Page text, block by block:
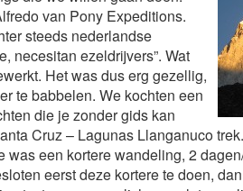
van Pony Expeditions.
steeds nederlandse
necesitan ezeldrijvers”. Wat
Het was dus erg gezellig,
te babbelen. We kochten een
die je zonder gids kan
Cruz – Lagunas Llanganuco
was een kortere wandeling, 2
eerst deze kortere te doen,